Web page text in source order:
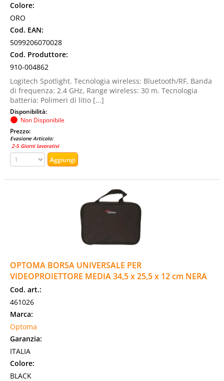
Colore:
ORO
Cod. EAN:
5099206070028
Cod. Produttore:
910-004862
Logitech Spotlight. Tecnologia wireless: Bluetooth/RF, Banda
di frequenza: 2.4 GHz, Range wireless: 30 m. Tecnologia
batteria: Polimeri di litio [...]
Disponibilità:
Non Disponibile
Prezzo:
Evasione Articolo:
2-5 Giorni lavorativi
OPTOMA BORSA UNIVERSALE PER
VIDEOPROIETTORE MEDIA 34,5 x 25,5 x 12 cm NERA
Cod. art.:
461026
Marca:
Optoma
Garanzia:
ITALIA
Colore:
BLACK